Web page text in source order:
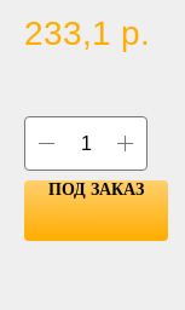
233,1 р.
ПОД ЗАКАЗ